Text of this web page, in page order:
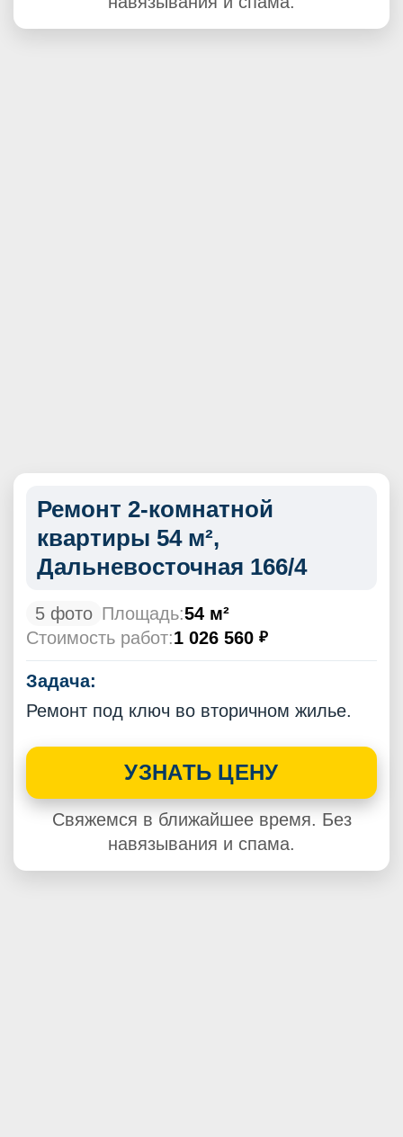
Ремонт 2-комнатной
квартиры 54 м²,
Дальневосточная 166/4
5 фото Площадь:54 м²
Стоимость работ:1 026 560 ₽
Задача:
Ремонт под ключ во вторичном жилье.
УЗНАТЬ ЦЕНУ
Свяжемся в ближайшее время. Без
навязывания и спама.